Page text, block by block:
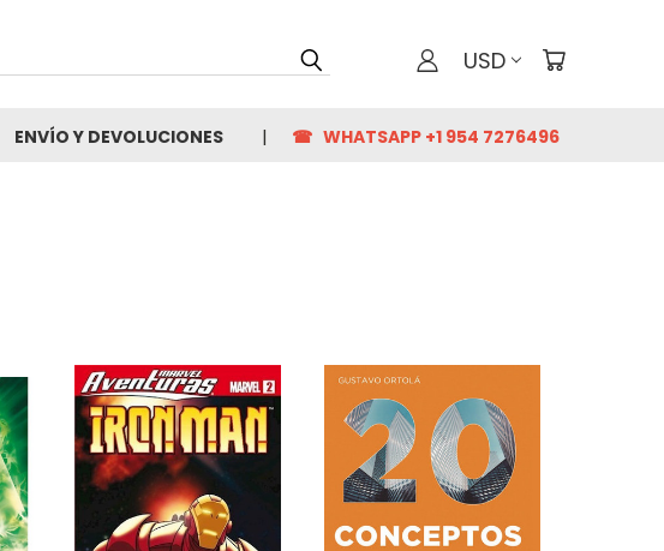
USD
ENVÍO Y DEVOLUCIONES ☎ WHATSAPP +1 954 7276496